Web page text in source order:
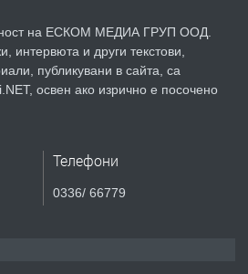
преди 1 година
по Математика
на ЕСКОМ МЕДИА ГРУП ООД.
интервюта и други текстови,
публикувани в сайта, са
освен ако изрично е посочено
Телефони
0336/ 66779